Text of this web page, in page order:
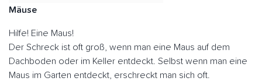
Mäuse
Hilfe! Eine Maus!
Der Schreck ist oft groß, wenn man eine Maus auf dem
Dachboden oder im Keller entdeckt. Selbst wenn man eine
Maus im Garten entdeckt, erschreckt man sich oft.